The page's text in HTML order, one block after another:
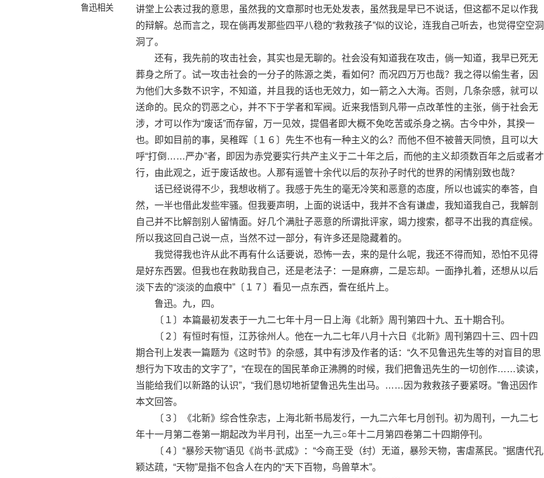
鲁迅相关
讲堂上公表过我的意思，虽然我的文章那时也无处发表，虽然我是早已不说话，但这都不足以作我
的辩解。总而言之，现在倘再发那些四平八稳的“救救孩子”似的议论，连我自己听去，也觉得空空洞
洞了。
还有，我先前的攻击社会，其实也是无聊的。社会没有知道我在攻击，倘一知道，我早已死无
葬身之所了。试一攻击社会的一分子的陈源之类，看如何？而况四万万也哉？我之得以偷生者，因
为他们大多数不识字，不知道，并且我的话也无效力，如一箭之入大海。否则，几条杂感，就可以
送命的。民众的罚恶之心，并不下于学者和军阀。近来我悟到凡带一点改革性的主张，倘于社会无
涉，才可以作为“废话”而存留，万一见效，提倡者即大概不免吃苦或杀身之祸。古今中外，其揆一
也。即如目前的事，吴稚晖〔１６〕先生不也有一种主义的么？而他不但不被普天同愤，且可以大
呼“打倒……严办”者，即因为赤党要实行共产主义于二十年之后，而他的主义却须数百年之后或者才
行，由此观之，近于废话故也。人那有遥管十余代以后的灰孙子时代的世界的闲情别致也哉？
话已经说得不少，我想收梢了。我感于先生的毫无冷笑和恶意的态度，所以也诚实的奉答，自
然，一半也借此发些牢骚。但我要声明，上面的说话中，我并不含有谦虚，我知道我自己，我解剖
自己并不比解剖别人留情面。好几个满肚子恶意的所谓批评家，竭力搜索，都寻不出我的真症候。
所以我这回自己说一点，当然不过一部分，有许多还是隐藏着的。
我觉得我也许从此不再有什么话要说，恐怖一去，来的是什么呢，我还不得而知，恐怕不见得
是好东西罢。但我也在救助我自己，还是老法子：一是麻痹，二是忘却。一面挣扎着，还想从以后
淡下去的“淡淡的血痕中”〔１７〕看见一点东西，誊在纸片上。
鲁迅。九，四。
〔１〕本篇最初发表于一九二七年十月一日上海《北新》周刊第四十九、五十期合刊。
〔２〕有恒时有恒，江苏徐州人。他在一九二七年八月十六日《北新》周刊第四十三、四十四
期合刊上发表一篇题为《这时节》的杂感，其中有涉及作者的话：“久不见鲁迅先生等的对盲目的思
想行为下攻击的文字了”，“在现在的国民革命正沸腾的时候，我们把鲁迅先生的一切创作……读读，
当能给我们以新路的认识”，“我们恳切地祈望鲁迅先生出马。……因为救救孩子要紧呀。”鲁迅因作
本文回答。
〔３〕《北新》综合性杂志，上海北新书局发行，一九二六年七月创刊。初为周刊，一九二七
年十一月第二卷第一期起改为半月刊，出至一九三○年十二月第四卷第二十四期停刊。
〔４〕“暴殄天物”语见《尚书·武成》：“今商王受（纣）无道，暴殄天物，害虐蒸民。”据唐代孔
颖达疏，“天物”是指不包含人在内的“天下百物，鸟兽草木”。